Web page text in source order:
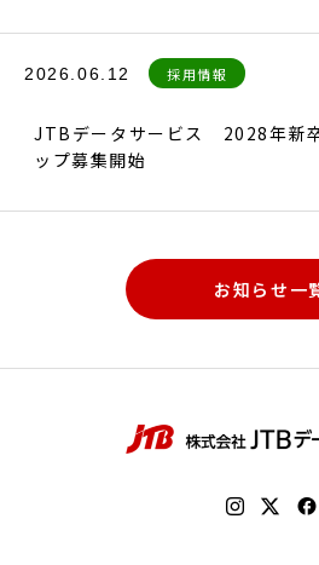
2026.06.12 採用情報
JTBデータサービス 2028年新
ップ募集開始
お知らせ一